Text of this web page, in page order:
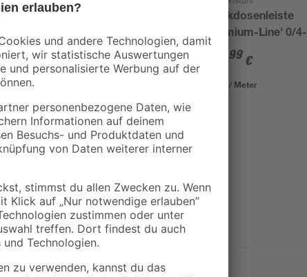
fach schwarz 3 m
16,99 €
Steckdosenleiste
'Premium-Line' 0/4-
fach schwarz 1,8 m
99 €
7,22 € / Meter